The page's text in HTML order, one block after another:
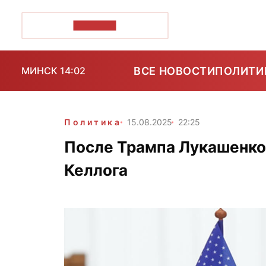
МИНСК 14:02 ВСЕ НОВОСТИ
Политика 15.08.2025 22:25
После Трампа
Келлога